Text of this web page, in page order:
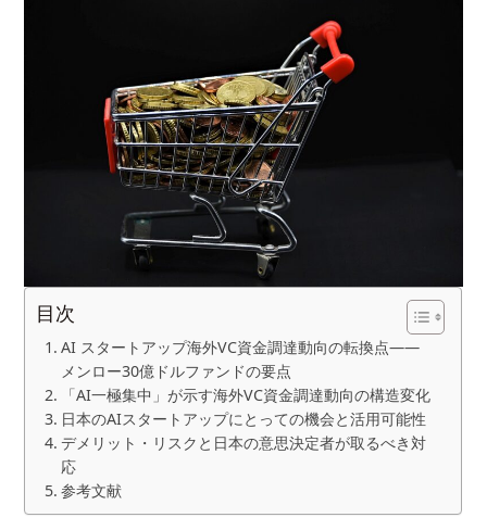
目次
AI スタートアップ海外VC資金調達動向の転換点——
メンロー30億ドルファンドの要点
「AI一極集中」が示す海外VC資金調達動向の構造変化
日本のAIスタートアップにとっての機会と活用可能性
デメリット・リスクと日本の意思決定者が取るべき対
応
参考文献